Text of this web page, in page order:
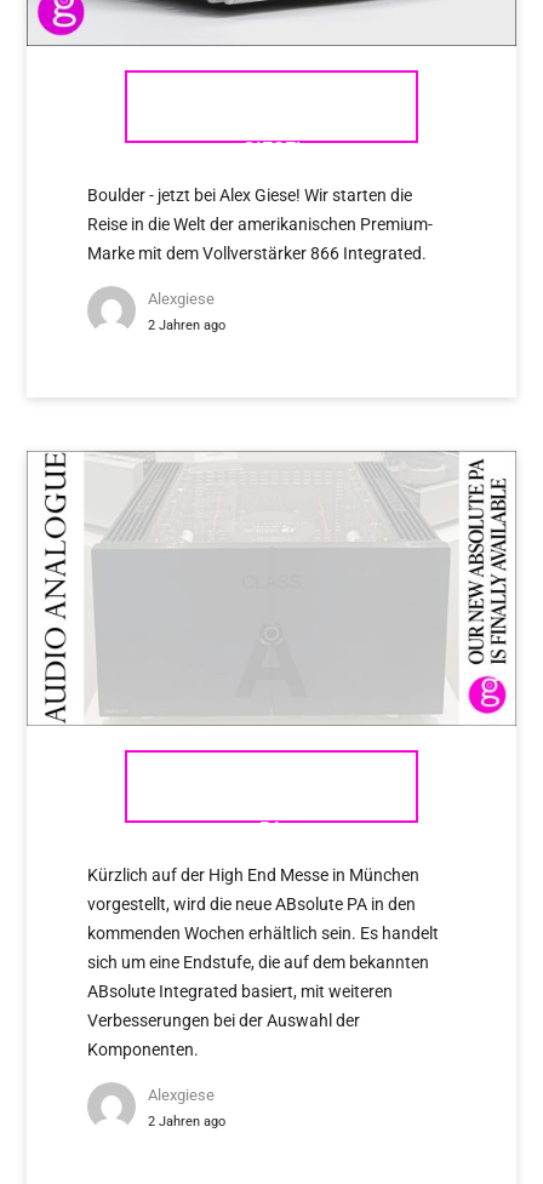
GIESE!
Boulder - jetzt bei Alex Giese! Wir starten die
Reise in die Welt der amerikanischen Premium-
Marke mit dem Vollverstärker 866 Integrated.
Alexgiese
2 Jahren ago
PA
Kürzlich auf der High End Messe in München
vorgestellt, wird die neue ABsolute PA in den
kommenden Wochen erhältlich sein. Es handelt
sich um eine Endstufe, die auf dem bekannten
ABsolute Integrated basiert, mit weiteren
Verbesserungen bei der Auswahl der
Komponenten.
Alexgiese
2 Jahren ago